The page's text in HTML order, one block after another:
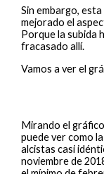
Sin embargo,
mejorado el
Porque la subida
fracasado allí.
Vamos a ver el
Mirando el
puede ver como
alcistas casi
noviembre de